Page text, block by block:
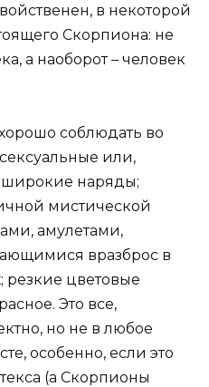
в некоторой
Скорпиона: не
а наоборот – человек
соблюдать во
или,
широкие наряды;
мистической
амулетами,
вразброс в
резкие цветовые
Это все,
но не в любое
особенно, если это
(а Скорпионы